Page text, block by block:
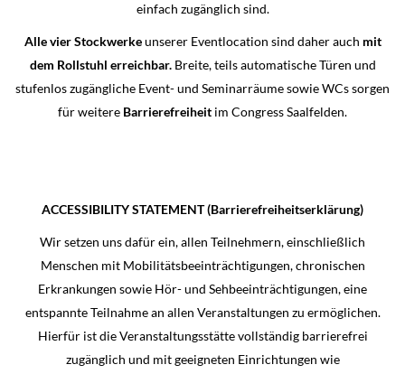
einfach zugänglich sind.
Alle vier Stockwerkeunserer Eventlocation sind daher auch mit
dem Rollstuhl erreichbar.Breite, teils automatische Türen und
stufenlos zugängliche Event- und Seminarräume sowie WCs sorgen
für weitere Barrierefreiheit im Congress Saalfelden.
ACCESSIBILITY STATEMENT (Barrierefreiheitserklärung)
Wir setzen uns dafür ein, allen Teilnehmern, einschließlich
Menschen mit Mobilitätsbeeinträchtigungen, chronischen
Erkrankungen sowie Hör- und Sehbeeinträchtigungen, eine
entspannte Teilnahme an allen Veranstaltungen zu ermöglichen.
Hierfür ist die Veranstaltungsstätte vollständig barrierefrei
zugänglich und mit geeigneten Einrichtungen wie